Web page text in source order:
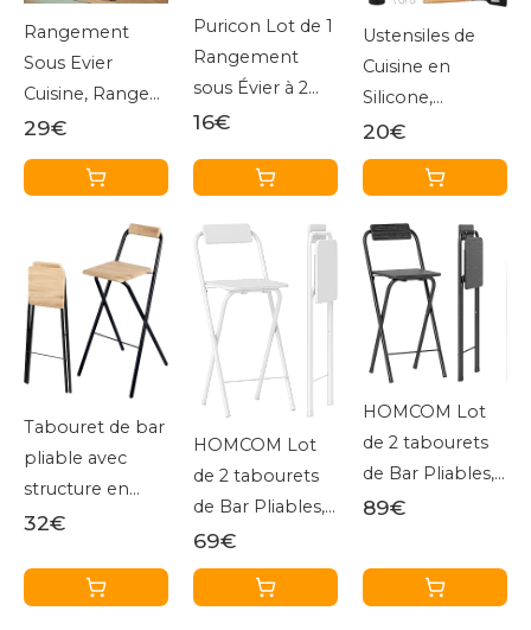
Rangement
Sous Evier
Cuisine, Range
Epices Cuisine
Tiroir avec
Hauteur
49cm, 2 étages,
Extensible,
étagère de
Cuisine, Plan de
Travail en Métal,
pour Salle de
Bain, Cuisine
(Double
Couche)
29€
Puricon Lot de 1
Rangement
sous Évier à 2
Étages,
Cuisine avec
Amovibles,
Rangement
Coulissant sous
Évier,
Organisateur
Placard, Étagère,
Coulissant pour
Cuisine -Noir
16€
Ustensiles de
Cuisine en
Silicone,
hicoosee 22 PCS
Accessoire
Cuisine Set sans
BPA, Kit
d'Ustensiles de
Bois,
Antiadhésive Set
avec Pot de
Rangement,
Noir
20€
Tabouret de bar
pliable avec
structure en
métal - Charge
kg - 98 x 48 cm
- Tabouret de
32€
HOMCOM Lot
de 2 tabourets
de Bar Pliables,
chaises de Bar,
Chaise Haute
Cuisine avec
69€
HOMCOM Lot
de 2 tabourets
de Bar Pliables,
chaises de Bar,
Cuisine avec
Dossier et
89€